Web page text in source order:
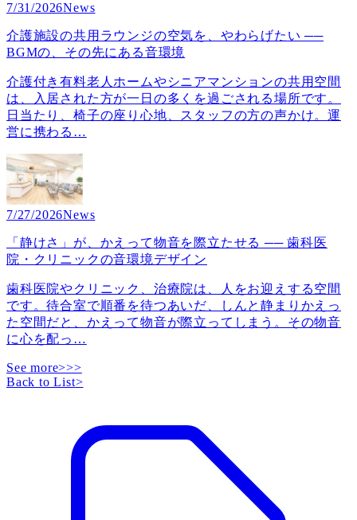
7/31/2026News
介護施設の共用ラウンジの空気を、やわらげたい ──
BGMの、その先にある音環境
介護付き有料老人ホームやシニアマンションの共用空間
は、入居された方が一日の多くを過ごされる場所です。
日当たり、椅子の座り心地、スタッフの方の声かけ。運
営に携わる …
7/27/2026News
「静けさ」が、かえって物音を際立たせる ── 歯科医
院・クリニックの音環境デザイン
歯科医院やクリニック、治療院は、人をお迎えする空間
です。待合室で順番を待つあいだ、しんと静まりかえっ
た空間だと、かえって物音が際立ってしまう。その物音
に心を配っ …
See more>>>
Back to List>